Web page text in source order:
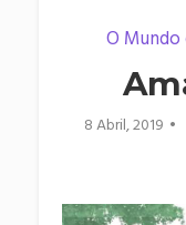
O
8 Abril, 2019